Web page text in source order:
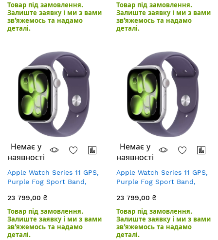
Товар під замовлення.
Залиште заявку і ми з вами
зв’яжемось та надамо
деталі.
Товар під замовлення.
Залиште заявку і ми з вами
зв’яжемось та надамо
деталі.
Немає у
наявності
Apple Watch Series 11 GPS,
Purple Fog Sport Band,
Aluminium
23 799,00 ₴
Товар під замовлення.
Залиште заявку і ми з вами
зв’яжемось та надамо
деталі.
Немає у
наявності
Apple Watch Series 11 GPS,
Purple Fog Sport Band,
Aluminium
23 799,00 ₴
Товар під замовлення.
Залиште заявку і ми з вами
зв’яжемось та надамо
деталі.